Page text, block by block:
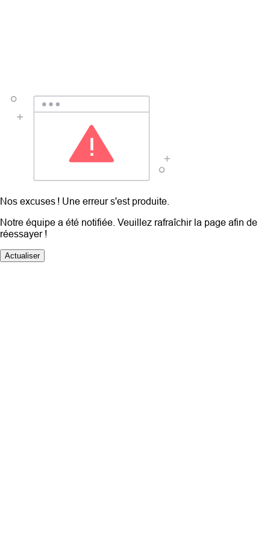
Nos excuses ! Une erreur s'est produite.
Notre équipe a été notifiée. Veuillez rafraîchir la page afin de
réessayer !
Actualiser